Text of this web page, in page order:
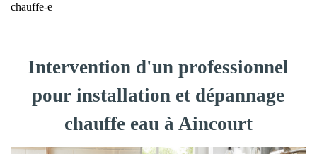
chauffe-e
Intervention d'un professionnel
pour installation et dépannage
chauffe eau à Aincourt